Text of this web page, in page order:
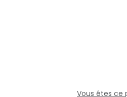
Vous êtes ce